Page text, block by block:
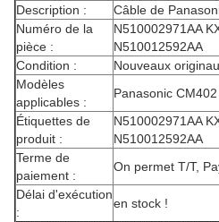
Description :
Câble de
Numéro de la
pièce :
N510002971AA
N510012592AA
Condition :
Nouveaux
Modèles
applicables :
Panasonic
Étiquettes de
produit :
N510002971AA
N510012592AA
Terme de
paiement :
On permet T/T,
Délai d'exécution
:
en stock !